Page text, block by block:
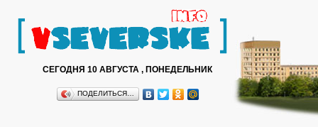
СЕГОДНЯ 10 АВГУСТА , ПОНЕДЕЛЬНИК
ПОДЕЛИТЬСЯ…